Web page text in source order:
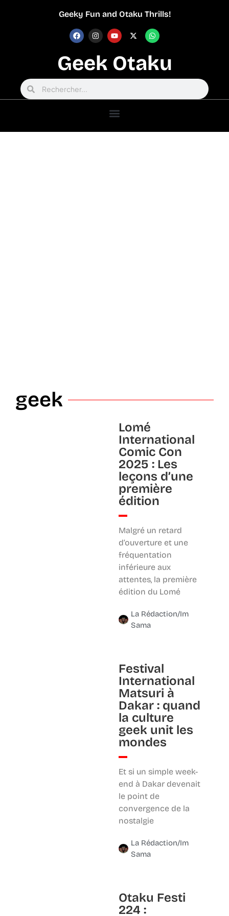
Geeky Fun and Otaku Thrills!
Geek Otaku
geek
Lomé
International
Comic Con
2025 : Les
leçons d’une
première
édition
Malgré un retard
d’ouverture et une
fréquentation
inférieure aux
attentes, la première
édition du Lomé
La Rédaction/Im
Sama
Festival
International
Matsuri à
Dakar : quand
la culture
geek unit les
mondes
Et si un simple week-
end à Dakar devenait
le point de
convergence de la
nostalgie
La Rédaction/Im
Sama
Otaku Festi
224 :